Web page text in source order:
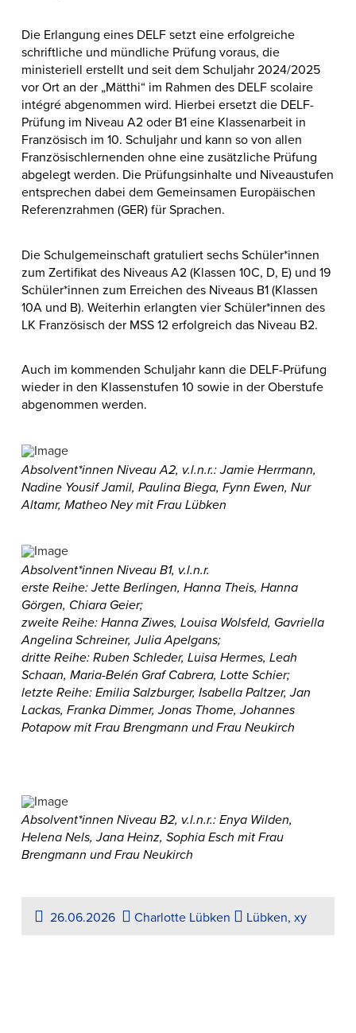
Die Erlangung eines DELF setzt eine erfolgreiche
schriftliche und mündliche Prüfung voraus, die
ministeriell erstellt und seit dem Schuljahr 2024/2025
vor Ort an der „Mätthi“ im Rahmen des DELF scolaire
intégré abgenommen wird. Hierbei ersetzt die DELF-
Prüfung im Niveau A2 oder B1 eine Klassenarbeit in
Französisch im 10. Schuljahr und kann so von allen
Französischlernenden ohne eine zusätzliche Prüfung
abgelegt werden. Die Prüfungsinhalte und Niveaustufen
entsprechen dabei dem Gemeinsamen Europäischen
Referenzrahmen (GER) für Sprachen.
Die Schulgemeinschaft gratuliert sechs Schüler*innen
zum Zertifikat des Niveaus A2 (Klassen 10C, D, E) und 19
Schüler*innen zum Erreichen des Niveaus B1 (Klassen
10A und B). Weiterhin erlangten vier Schüler*innen des
LK Französisch der MSS 12 erfolgreich das Niveau B2.
Auch im kommenden Schuljahr kann die DELF-Prüfung
wieder in den Klassenstufen 10 sowie in der Oberstufe
abgenommen werden.
Absolvent*innen Niveau A2, v.l.n.r.: Jamie Herrmann,
Nadine Yousif Jamil, Paulina Biega, Fynn Ewen, Nur
Altamr, Matheo Ney mit Frau Lübken
Absolvent*innen Niveau B1, v.l.n.r.
erste Reihe: Jette Berlingen, Hanna Theis, Hanna
Görgen, Chiara Geier;
zweite Reihe: Hanna Ziwes, Louisa Wolsfeld, Gavriella
Angelina Schreiner, Julia Apelgans;
dritte Reihe: Ruben Schleder, Luisa Hermes, Leah
Schaan, Maria-Belén Graf Cabrera, Lotte Schier;
letzte Reihe: Emilia Salzburger, Isabella Paltzer, Jan
Lackas, Franka Dimmer, Jonas Thome, Johannes
Potapow mit Frau Brengmann und Frau Neukirch
Absolvent*innen Niveau B2, v.l.n.r.: Enya Wilden,
Helena Nels, Jana Heinz, Sophia Esch mit Frau
Brengmann und Frau Neukirch
26.06.2026 Charlotte Lübken Lübken, xy